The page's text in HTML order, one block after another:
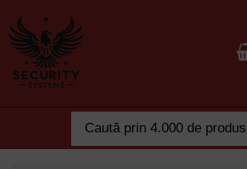
to
content
for: